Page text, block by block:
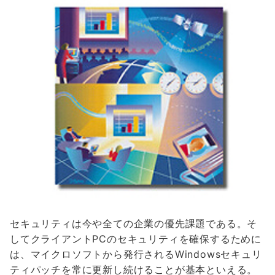
セキュリティは今や全ての企業の優先課題である。そ
してクライアントPCのセキュリティを確保するために
は、マイクロソフトから発行されるWindowsセキュリ
ティパッチを常に更新し続けることが基本といえる。